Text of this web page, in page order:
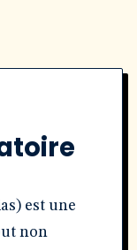
est une
non